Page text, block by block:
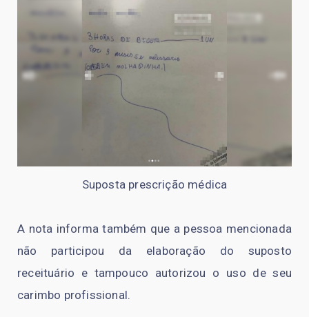
Suposta prescrição médica
A nota informa também que a pessoa mencionada
não participou da elaboração do suposto
receituário e tampouco autorizou o uso de seu
carimbo profissional.